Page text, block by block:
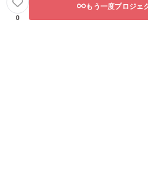
0
もう一度プロジェ